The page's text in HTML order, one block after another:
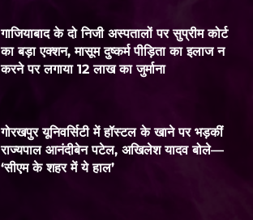
गाजियाबाद के दो निजी अस्पतालों पर सुप्रीम कोर्ट
का बड़ा एक्शन, मासूम दुष्कर्म पीड़िता का इलाज न
करने पर लगाया 12 लाख का जुर्माना
गोरखपुर यूनिवर्सिटी में हॉस्टल के खाने पर भड़कीं
राज्यपाल आनंदीबेन पटेल, अखिलेश यादव बोले—
‘सीएम के शहर में ये हाल’